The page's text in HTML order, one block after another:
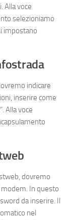
Alla voce
selezioniamo
impostano
indicare
inserire come
Alla voce
dovremo
modem. In questo
da inserire. Il
nel